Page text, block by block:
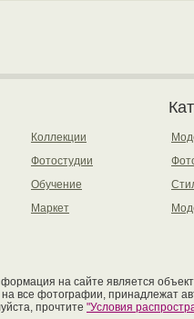
Коллекции
Фотостудии
Обучение
Маркет
на сайте является
на все фотографии, принадлежат
прочтите "Условия